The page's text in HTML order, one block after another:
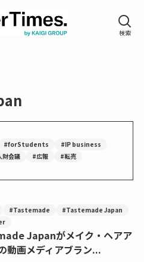
#forStudents
#IP business
財会議 #広報 #転売
#Tastemade
#Tastemade Japan
Japanがメイク・ヘアア
動画メディアブラン...